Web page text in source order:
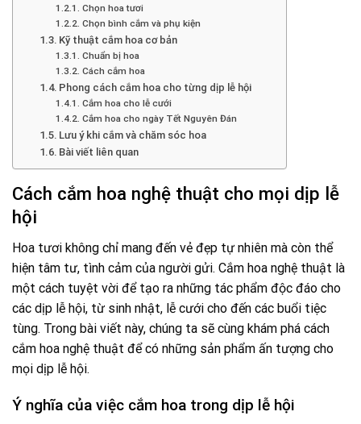
Chọn hoa tươi
Chọn bình cắm và phụ kiện
Kỹ thuật cắm hoa cơ bản
Chuẩn bị hoa
Cách cắm hoa
Phong cách cắm hoa cho từng dịp lễ hội
Cắm hoa cho lễ cưới
Cắm hoa cho ngày Tết Nguyên Đán
Lưu ý khi cắm và chăm sóc hoa
Bài viết liên quan
Cách cắm hoa nghệ thuật cho mọi dịp lễ
hội
Hoa tươi không chỉ mang đến vẻ đẹp tự nhiên mà còn thể
hiện tâm tư, tình cảm của người gửi. Cắm hoa nghệ thuật là
một cách tuyệt vời để tạo ra những tác phẩm độc đáo cho
các dịp lễ hội, từ sinh nhật, lễ cưới cho đến các buổi tiệc
tùng. Trong bài viết này, chúng ta sẽ cùng khám phá cách
cắm hoa nghệ thuật để có những sản phẩm ấn tượng cho
mọi dịp lễ hội.
Ý nghĩa của việc cắm hoa trong dịp lễ hội